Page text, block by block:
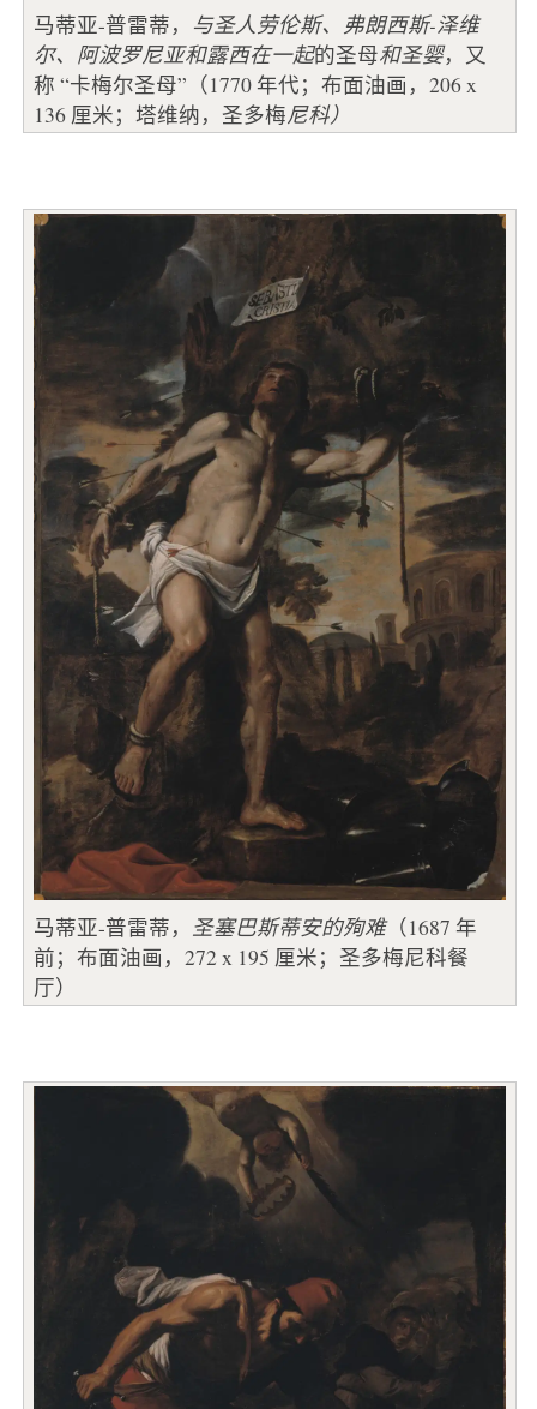
马蒂亚-普雷蒂， 与圣人劳伦斯、弗朗西斯-泽维
尔、阿波罗尼亚和露西在一起的圣母和圣婴，又
称 “卡梅尔圣母”（1770 年代；布面油画，206 x
136 厘米；塔维纳，圣多梅尼科）
马蒂亚-普雷蒂， 圣塞巴斯蒂安的殉难（1687 年
前；布面油画，272 x 195 厘米；圣多梅尼科餐
厅）